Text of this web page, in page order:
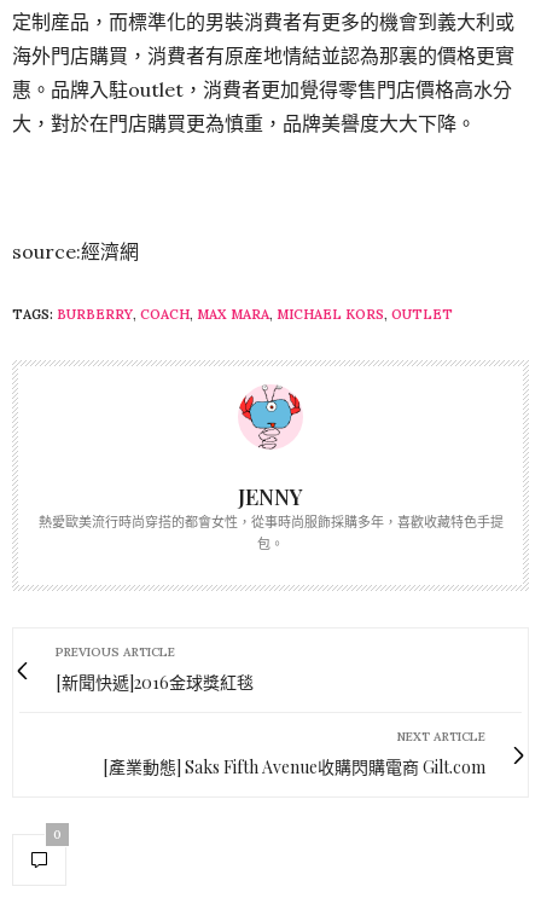
定制産品，而標準化的男裝消費者有更多的機會到義大利或
海外門店購買，消費者有原産地情結並認為那裏的價格更實
惠。品牌入駐outlet，消費者更加覺得零售門店價格高水分
大，對於在門店購買更為慎重，品牌美譽度大大下降。
source:經濟網
TAGS: BURBERRY, COACH, MAX MARA, MICHAEL KORS, OUTLET
JENNY
熱愛歐美流行時尚穿搭的都會女性，從事時尚服飾採購多年，喜歡收藏特色手提
包。
PREVIOUS ARTICLE
[新聞快遞]2016金球獎紅毯
NEXT ARTICLE
[產業動態] Saks Fifth Avenue收購閃購電商 Gilt.com
0